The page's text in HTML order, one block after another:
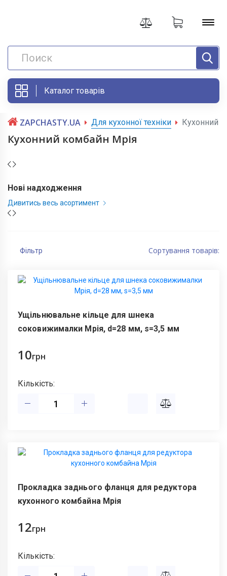
Каталог товарів
ZAPCHASTY.UA Для кухонної техніки Кухонний
Кухонний комбайн Мрія
Нові надходження
Дивитись весь асортимент
Фільтр Сортування товарів:
Ущільнювальне кільце для шнека
соковижималки Мрія, d=28 мм, s=3,5 мм
10грн
Кількість:
Прокладка заднього фланця для редуктора
кухонного комбайна Мрія
12грн
Кількість: